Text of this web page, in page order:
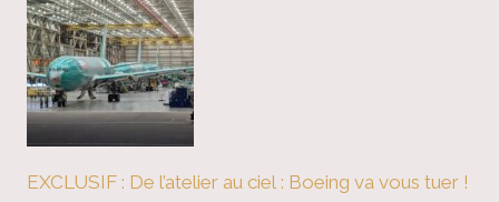
EXCLUSIF : De l’atelier au ciel : Boeing va vous tuer !